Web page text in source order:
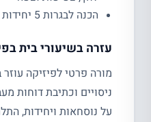
הכנה לבגרות 5 יחידות בפיזיקה
עזרה בשיעורי בית
מורה פרטי לפיזיקה
ניסויים וכתיבת דוחות
על נוסחאות ויחידות,